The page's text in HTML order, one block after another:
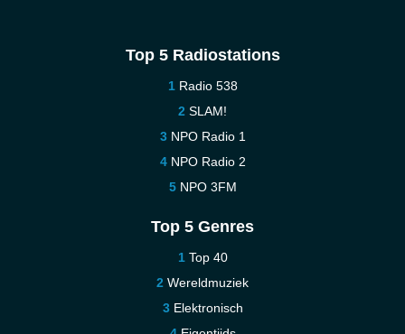
Top 5 Radiostations
Radio 538
SLAM!
NPO Radio 1
NPO Radio 2
NPO 3FM
Top 5 Genres
Top 40
Wereldmuziek
Elektronisch